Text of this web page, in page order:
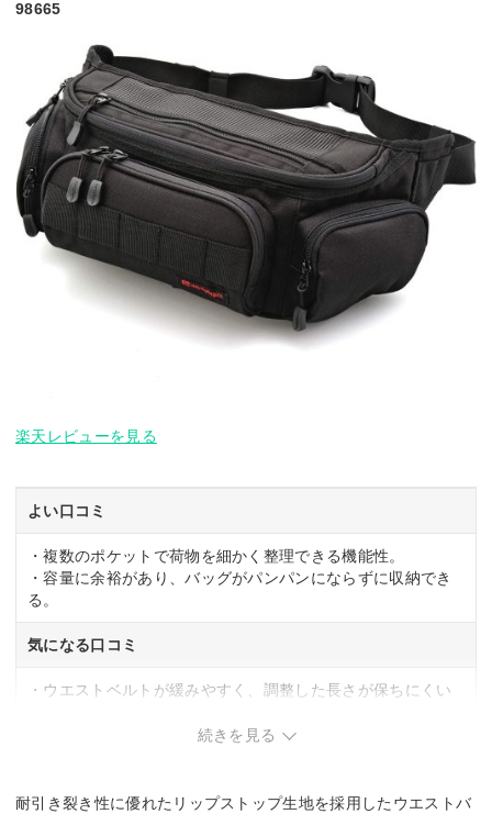
98665
楽天レビューを見る
よい口コミ
・複数のポケットで荷物を細かく整理できる機能性。
・容量に余裕があり、バッグがパンパンにならずに収納でき
る。
気になる口コミ
・ウエストベルトが緩みやすく、調整した長さが保ちにくい
続きを見る
耐引き裂き性に優れたリップストップ生地を採用したウエストバ